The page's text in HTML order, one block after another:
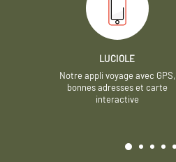
LUCIOLE
Notre appli voyage avec GPS,
bonnes adresses et carte
interactive